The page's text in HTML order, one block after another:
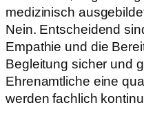
medizinisch
Nein. Entscheidend
Empathie und die
Begleitung sicher und
Ehrenamtliche eine
werden fachlich